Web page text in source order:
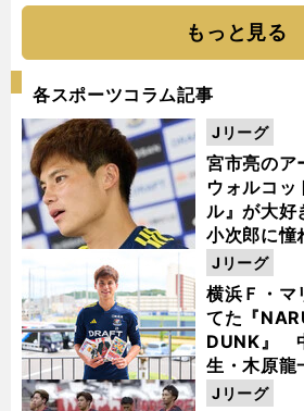
もっと見る
各スポーツコラム記事
宮市亮のア
ウォルコッ
ル』が大好
小次郎に憧
Jリーグ
横浜Ｆ・マ
てた『
DUNK』
生・木原龍
った
Jリーグ
Jリーグ